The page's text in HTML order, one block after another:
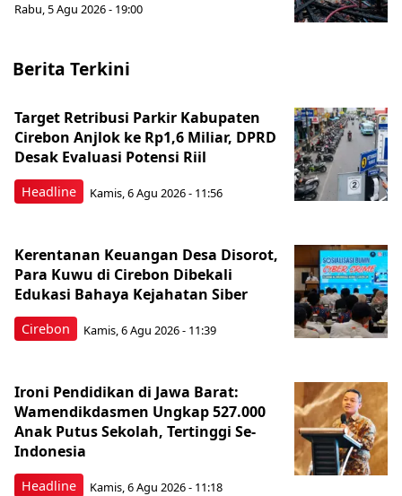
Rabu, 5 Agu 2026 - 19:00
Berita Terkini
Headline
Target Retribusi Parkir Kabupaten
Cirebon Anjlok ke Rp1,6 Miliar, DPRD
Desak Evaluasi Potensi Riil
Kamis, 6 Agu 2026 - 11:56
Cirebon
Kerentanan Keuangan Desa Disorot,
Para Kuwu di Cirebon Dibekali
Edukasi Bahaya Kejahatan Siber
Kamis, 6 Agu 2026 - 11:39
Headline
Ironi Pendidikan di Jawa Barat:
Wamendikdasmen Ungkap 527.000
Anak Putus Sekolah, Tertinggi Se-
Indonesia
Kamis, 6 Agu 2026 - 11:18